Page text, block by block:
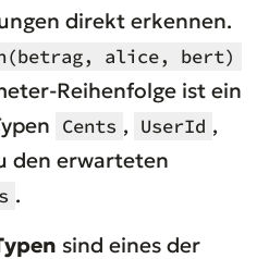
direkt erkennen.
alice, bert)
Reihenfolge ist ein
Cents , UserId ,
den erwarteten
.
sind eines der